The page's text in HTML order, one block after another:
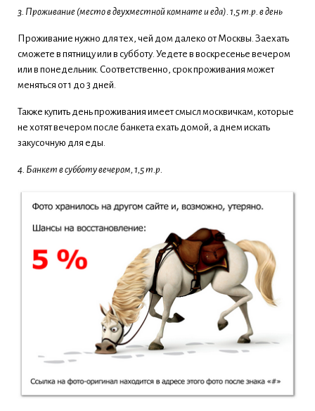
3. Проживание (место в двухместной комнате и еда). 1,5 т.р. в день
Проживание нужно для тех, чей дом далеко от Москвы. Заехать
сможете в пятницу или в субботу. Уедете в воскресенье вечером
или в понедельник. Соответственно, срок проживания может
меняться от 1 до 3 дней.
Также купить день проживания имеет смысл москвичкам, которые
не хотят вечером после банкета ехать домой, а днем искать
закусочную для еды.
4. Банкет в субботу вечером, 1,5 т.р.